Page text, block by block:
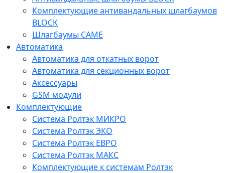
Комплектующие антивандальных шлагбаумов
BLOCK
Шлагбаумы CAME
Автоматика
Автоматика для откатных ворот
Автоматика для секционных ворот
Аксессуары
GSM модули
Комплектующие
Система Ролтэк МИКРО
Система Ролтэк ЭКО
Система Ролтэк ЕВРО
Система Ролтэк МАКС
Комплектующие к системам Ролтэк